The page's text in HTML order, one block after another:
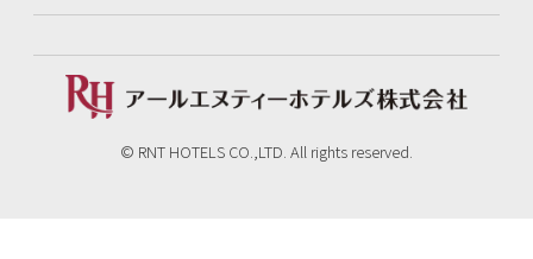
© RNT HOTELS CO.,LTD. All rights reserved.